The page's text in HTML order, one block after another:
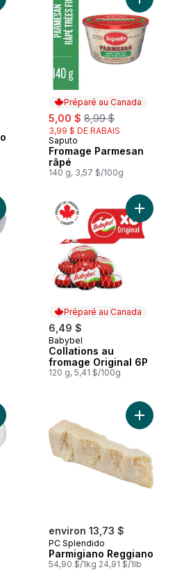
Parmigiano Reggiano au panier
Préparé au Canada
sale:
5,00 $ , formerly:
8,99 $
3,99 $ DE RABAIS
Préparé au Canada
Saputo
Fromage Parmesan
râpé
140 g, 3,57 $/100g
Ajouter
Burrata au panier
Préparé au Canada
6,49 $
Préparé au Canada
Babybel
Collations au
fromage Original 6P
120 g, 5,41 $/100g
Ajouter
Fromage Féta Dans La Saumure
environ 13,73 $
PC Splendido
Parmigiano Reggiano
54,90 $/1kg 24,91 $/1lb
Ajouter